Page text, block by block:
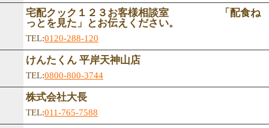
宅配クック１２３お客様相談室 「配食ね
っとを見た」とお伝えください。
TEL:0120-288-120
けんたくん 平岸天神山店
TEL:0800-800-3744
株式会社大長
TEL:011-765-7588